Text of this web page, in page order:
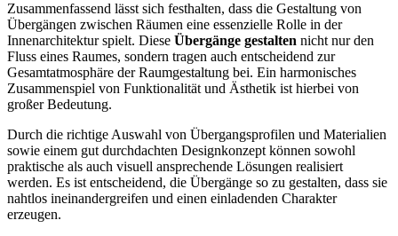
Zusammenfassend lässt sich festhalten, dass die Gestaltung von
Übergängen zwischen Räumen eine essenzielle Rolle in der
Innenarchitektur spielt. Diese Übergänge gestalten nicht nur den
Fluss eines Raumes, sondern tragen auch entscheidend zur
Gesamtatmosphäre der Raumgestaltung bei. Ein harmonisches
Zusammenspiel von Funktionalität und Ästhetik ist hierbei von
großer Bedeutung.
Durch die richtige Auswahl von Übergangsprofilen und Materialien
sowie einem gut durchdachten Designkonzept können sowohl
praktische als auch visuell ansprechende Lösungen realisiert
werden. Es ist entscheidend, die Übergänge so zu gestalten, dass sie
nahtlos ineinandergreifen und einen einladenden Charakter
erzeugen.